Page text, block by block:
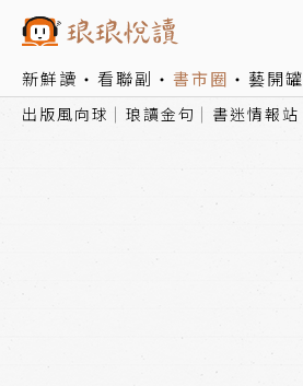
新鮮讀 看聯副 書市圈 藝開罐
出版風向球 琅讀金句 書迷情報站